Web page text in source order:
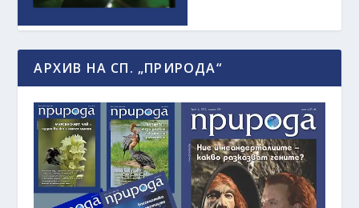
АРХИВ НА СП. „ПРИРОДА“